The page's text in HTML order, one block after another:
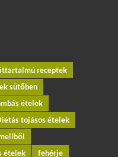
receptek
sütőben
ételek
tojásos ételek
ételek
fehérje